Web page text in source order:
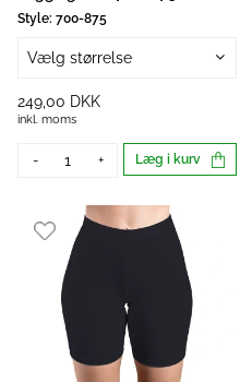
Style: 700-875
Vælg størrelse
249,00 DKK
inkl. moms
- + Læg i kurv